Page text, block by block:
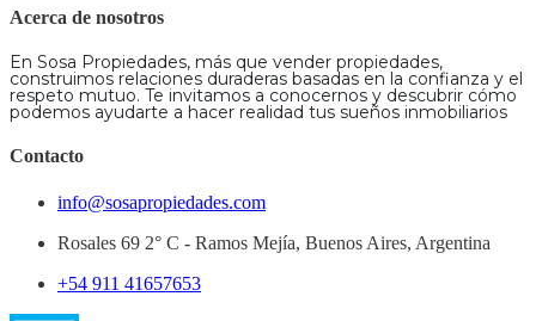
Acerca de nosotros
En Sosa Propiedades, más que vender propiedades,
construimos relaciones duraderas basadas en la confianza y el
respeto mutuo. Te invitamos a conocernos y descubrir cómo
podemos ayudarte a hacer realidad tus sueños inmobiliarios
Contacto
info@sosapropiedades.com
Rosales 69 2° C - Ramos Mejía, Buenos Aires, Argentina
+54 911 41657653